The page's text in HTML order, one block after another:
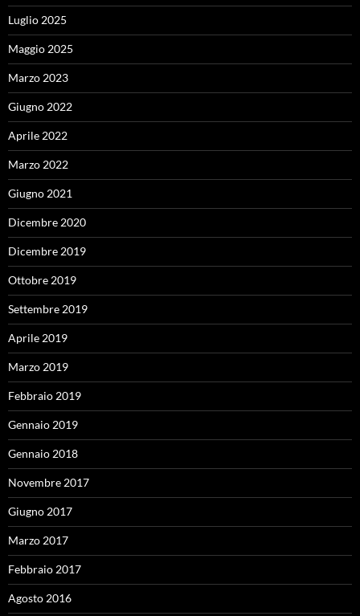
Luglio 2025
Maggio 2025
Marzo 2023
Giugno 2022
Aprile 2022
Marzo 2022
Giugno 2021
Dicembre 2020
Dicembre 2019
Ottobre 2019
Settembre 2019
Aprile 2019
Marzo 2019
Febbraio 2019
Gennaio 2019
Gennaio 2018
Novembre 2017
Giugno 2017
Marzo 2017
Febbraio 2017
Agosto 2016